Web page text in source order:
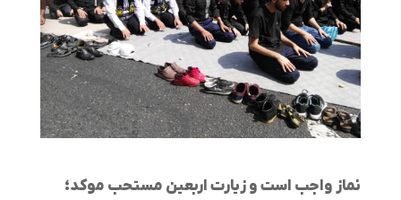
نماز واجب است و زیارت اربعین مستحب موکد؛